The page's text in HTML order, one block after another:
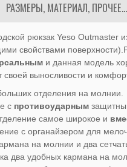
РАЗМЕРЫ, МАТЕРИАЛ, ПРОЧЕЕ...
рюкзак Yeso Outmaster
свойствами
и данная модель
своей выносливости и
отделения на молнии.
с противоударным
самое широкое и
с органайзером для
на молнии и два
два удобных кармана на